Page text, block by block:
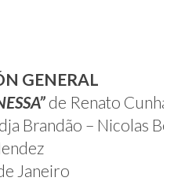
GENERAL
de Renato Cunha
Brandão – Nicolas
Janeiro